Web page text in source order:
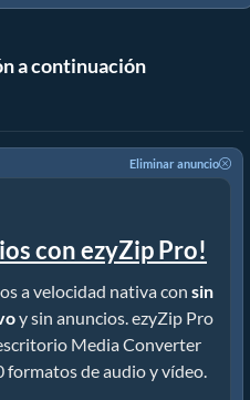
a continuación
Eliminar anuncio
con ezyZip Pro!
a velocidad nativa con sin
y sin anuncios. ezyZip Pro
Media Converter
formatos de audio y vídeo.